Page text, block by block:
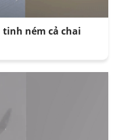
ném cả chai